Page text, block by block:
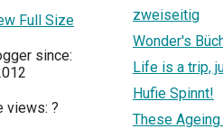
Full Size
since:
views: ?
zweiseitig
Wonder's
Life is a trip,
Hufie Spinnt!
These